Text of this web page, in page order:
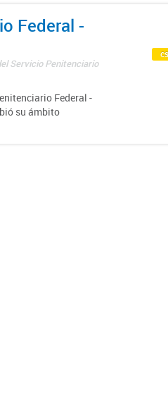
Federal -
Servicio Penitenciario
Federal -
su ámbito